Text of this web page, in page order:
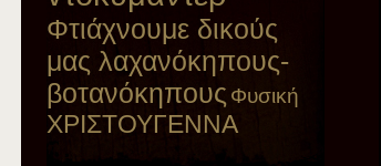
Φτιάχνουμε δικούς
μας λαχανόκηπους-
βοτανόκηπους Φυσική
ΧΡΙΣΤΟΥΓΕΝΝΑ